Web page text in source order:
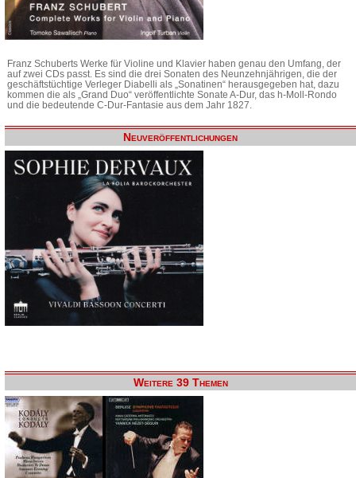
Franz Schuberts Werke für Violine und Klavier haben genau den Umfang, der
auf zwei CDs passt. Es sind die drei Sonaten des Neunzehnjährigen, die der
geschäftstüchtige Verleger Diabelli als „Sonatinen“ herausgegeben hat, dazu
kommen die als „Grand Duo“ veröffentlichte Sonate A-Dur, das h-Moll-Rondo
und die bedeutende C-Dur-Fantasie aus dem Jahr 1827.
Neuveröffentlichungen
Weitere 39 Themen